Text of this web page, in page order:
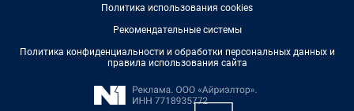
Политика использования cookies
Рекомендательные системы
Политика конфиденциальности и обработки персональных данных и
правила использования сайта